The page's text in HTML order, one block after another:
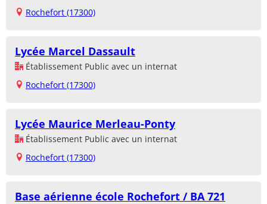
Rochefort (17300)
Lycée Marcel Dassault
Établissement Public avec un internat
Rochefort (17300)
Lycée Maurice Merleau-Ponty
Établissement Public avec un internat
Rochefort (17300)
Base aérienne école Rochefort / BA 721